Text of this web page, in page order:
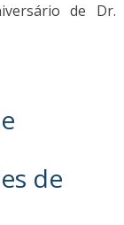
de Dr.
de